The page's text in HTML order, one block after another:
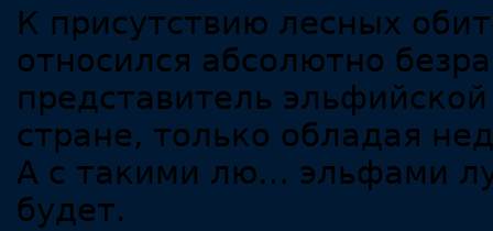
К присутствию лесных
относился абсолютно
представитель
стране, только обладая
А с такими лю… эльфами
будет.